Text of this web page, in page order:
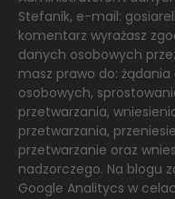
Stefanik, e-mail:
komentarz wyrażasz
danych osobowych
masz prawo do:
osobowych,
przetwarzania,
przetwarzania,
przetwarzanie oraz
nadzorczego. Na blogu
Google Analitycs w